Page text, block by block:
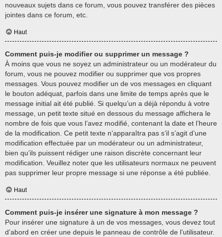
nouveaux sujets dans ce forum, vous pouvez transférer des pièces
jointes dans ce forum, etc.
Haut
Comment puis-je modifier ou supprimer un message ?
À moins que vous ne soyez un administrateur ou un modérateur du
forum, vous ne pouvez modifier ou supprimer que vos propres
messages. Vous pouvez modifier un de vos messages en cliquant
le bouton adéquat, parfois dans une limite de temps après que le
message initial ait été publié. Si quelqu’un a déjà répondu à votre
message, un petit texte situé en dessous du message affichera le
nombre de fois que vous l’avez modifié, contenant la date et l’heure
de la modification. Ce petit texte n’apparaîtra pas s’il s’agit d’une
modification effectuée par un modérateur ou un administrateur,
bien qu’ils puissent rédiger une raison discrète concernant leur
modification. Veuillez noter que les utilisateurs normaux ne peuvent
pas supprimer leur propre message si une réponse a été publiée.
Haut
Comment puis-je insérer une signature à mon message ?
Pour insérer une signature à un de vos messages, vous devez tout
d’abord en créer une depuis le panneau de contrôle de l’utilisateur.